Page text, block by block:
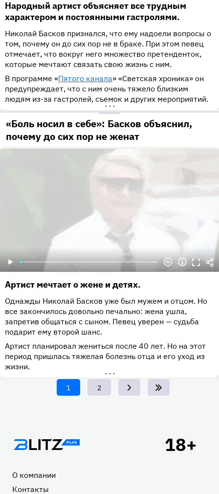
Народный артист объясняет все трудным
характером и постоянными гастролями.
Николай Басков признался, что ему надоели вопросы о
том, почему он до сих пор не в браке. При этом певец
отмечает, что вокруг него множество претенденток,
которые мечтают связать свою жизнь с ним.
В программе «Пятого канала» «Светская хроника» он
предупреждает, что с ним очень тяжело близким
людям из-за гастролей, съемок и других мероприятий.
•••
«Боль носил в себе»: Басков объяснил,
почему до сих пор не женат
Артист мечтает о жене и детях.
Однажды Николай Басков уже был мужем и отцом. Но
все закончилось довольно печально: жена ушла,
запретив общаться с сыном. Певец уверен — судьба
подарит ему второй шанс.
Артист планировал жениться после 40 лет. Но на этот
период пришлась тяжелая болезнь отца и его уход из
жизни.
•••
Текущая
страница
1 Page
2
Подвал
О компании
Контакты